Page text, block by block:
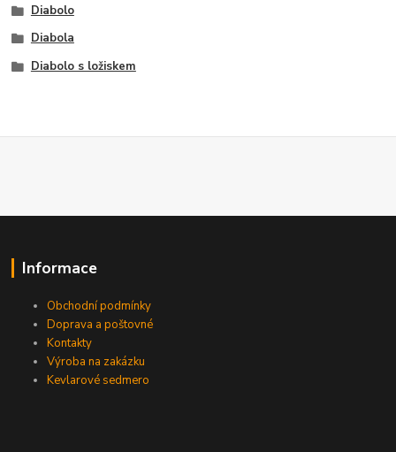
Diabolo
Diabola
Diabolo s ložiskem
Informace
Obchodní podmínky
Doprava a poštovné
Kontakty
Výroba na zakázku
Kevlarové sedmero